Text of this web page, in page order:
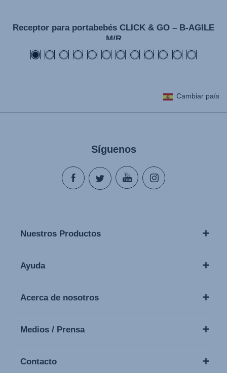
Receptor para portabebés CLICK & GO – B-AGILE
M/R
Cambiar país
Síguenos
Nuestros Productos
Ayuda
Acerca de nosotros
Medios / Prensa
Contacto